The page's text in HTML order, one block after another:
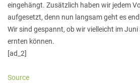
eingehängt. Zusätzlich haben wir jedem
aufgesetzt, denn nun langsam geht es
Wir sind gespannt, ob wir vielleicht im
ernten können.
[ad_2]
Source